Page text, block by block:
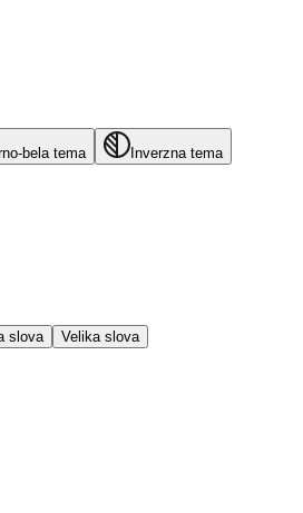
bela tema Inverzna tema
slova Velika slova